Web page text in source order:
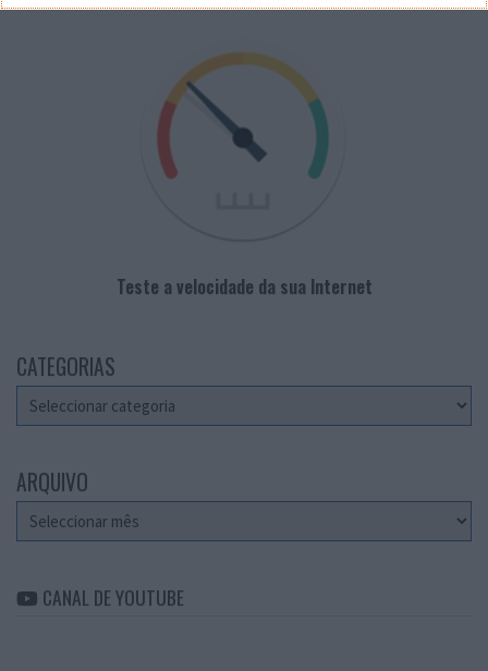
Teste a velocidade da sua Internet
CATEGORIAS
Categorias
ARQUIVO
Arquivo
CANAL DE YOUTUBE